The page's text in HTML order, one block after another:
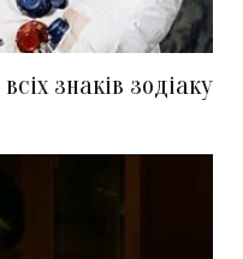
знаків зодіаку